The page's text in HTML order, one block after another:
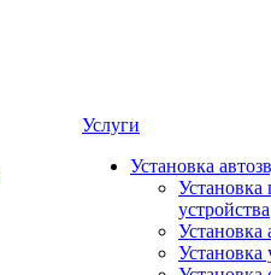
Услуги
Установка
Установка
устройства
Установка
Установка